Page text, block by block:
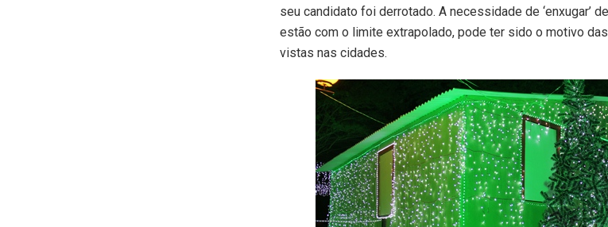
seu candidato foi derrotado. A necessidade de ‘enxugar’
estão com o limite extrapolado, pode ter sido o motivo
vistas nas cidades.